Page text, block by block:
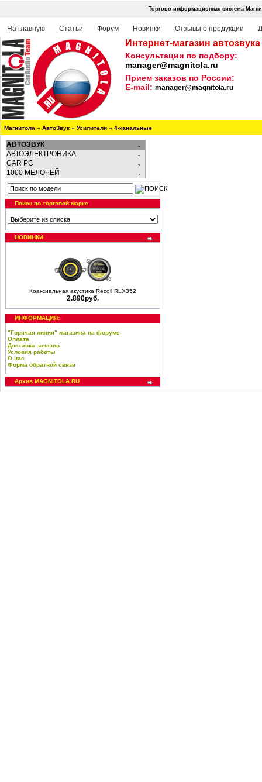
Торгово-информационная система
На главную Статьи Форум Новинки Отзывы о продукции
Интернет-магазин
Консультации по подбору:
manager@magnitola.ru
Прием заказов по России:
E-mail: manager@magnitola.ru
Магнитола » АвтоЗвук » Усилители » 4-канальные
АВТОЗВУК
АВТОЭЛЕКТРОНИКА
CAR PC
1000 МЕЛОЧЕЙ
Поиск по торговой марке
НОВИНКИ
Коаксиальная акустика Recoil RLX352
2.890руб.
ИНФОРМАЦИЯ:
"Горячая линия" магазина на форуме
Оплата
Доставка заказов
Условия работы
О нас
Форма обратной связи
Архив MAGNITOLA.RU